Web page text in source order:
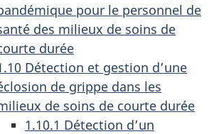
pour le personnel de
des milieux de soins de
durée
Détection et gestion d’une
de grippe dans les
de soins de courte durée
1.10.1 Détection d’un